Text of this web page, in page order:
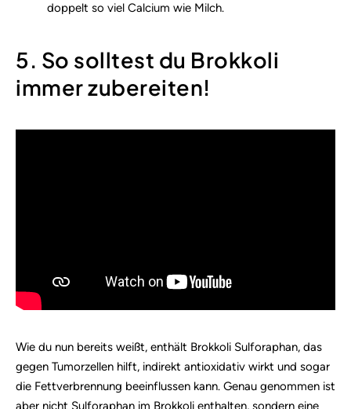
doppelt so viel Calcium wie Milch.
5. So solltest du Brokkoli
immer zubereiten!
Wie du nun bereits weißt, enthält Brokkoli Sulforaphan, das
gegen Tumorzellen hilft, indirekt antioxidativ wirkt und sogar
die Fettverbrennung beeinflussen kann. Genau genommen ist
aber nicht Sulforaphan im Brokkoli enthalten, sondern eine